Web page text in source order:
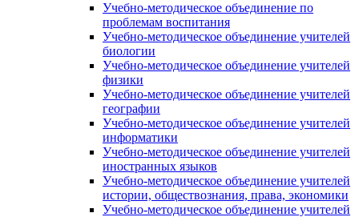
Учебно-методическое объединение по
проблемам воспитания
Учебно-методическое объединение учителей
биологии
Учебно-методическое объединение учителей
физики
Учебно-методическое объединение учителей
географии
Учебно-методическое объединение учителей
информатики
Учебно-методическое объединение учителей
иностранных языков
Учебно-методическое объединение учителей
истории, обществознания, права, экономики
Учебно-методическое объединение учителей